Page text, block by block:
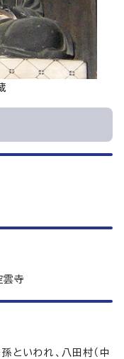
寺
といわれ、八田村（中